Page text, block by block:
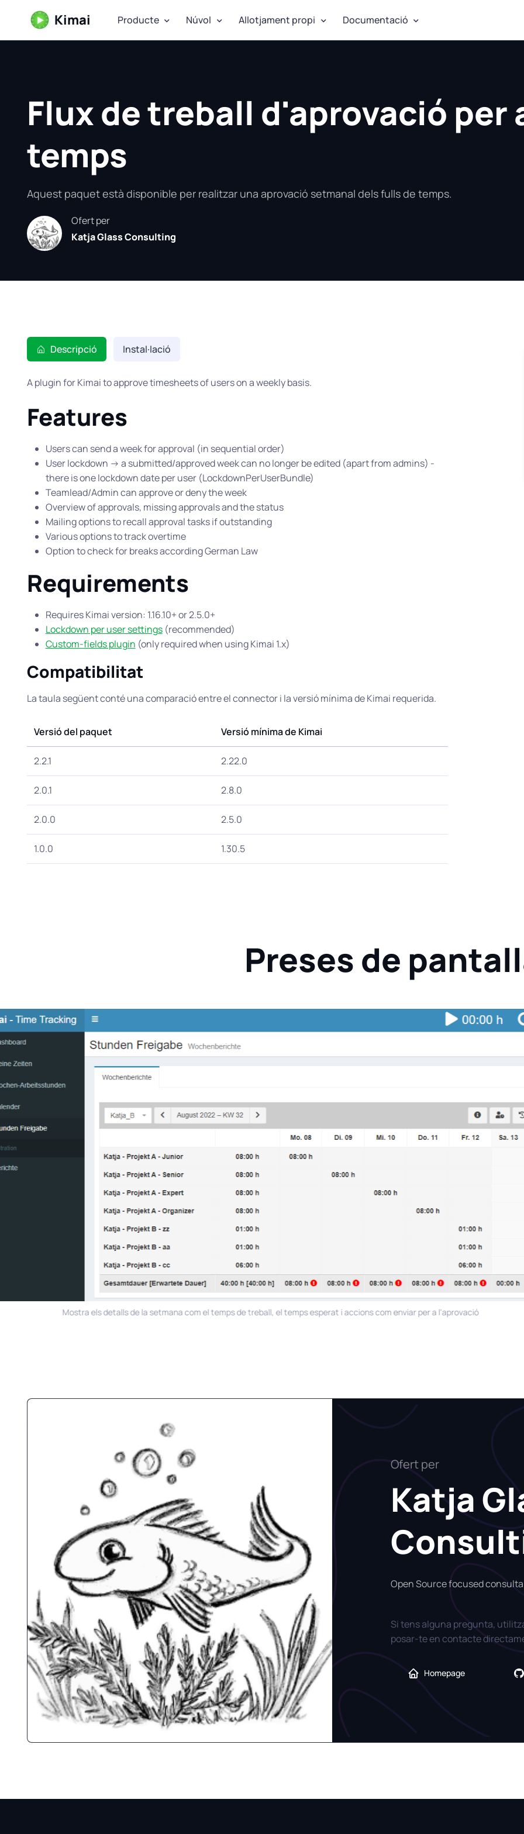
Kimai Producte Núvol Allotjament propi Documentació
Flux de treball d'aprovació per
temps
Aquest paquet està disponible per realitzar una aprovació setmanal dels fulls de temps.
Ofert per
Katja Glass Consulting
Descripció Instal·lació
A plugin for Kimai to approve timesheets of users on a weekly basis.
Features
Users can send a week for approval (in sequential order)
User lockdown -> a submitted/approved week can no longer be edited (apart from admins) -
there is one lockdown date per user (LockdownPerUserBundle)
Teamlead/Admin can approve or deny the week
Overview of approvals, missing approvals and the status
Mailing options to recall approval tasks if outstanding
Various options to track overtime
Option to check for breaks according German Law
Requirements
Requires Kimai version: 1.16.10+ or 2.5.0+
Lockdown per user settings(recommended)
Custom-fields plugin (only required when using Kimai 1.x)
Compatibilitat
La taula següent conté una comparació entre el connector i la versió mínima de Kimai requerida.
Versió del paquet Versió mínima de Kimai
2.2.1 2.22.0
2.0.1 2.8.0
2.0.0 2.5.0
1.0.0 1.30.5
Preses de
Mostra els detalls de la setmana com el temps de treball, el temps esperat i accions com enviar per a l'aprovació
Ofert per
Katja
Open Source focused
Si tens alguna pregunta,
posar-te en contacte
Homepage